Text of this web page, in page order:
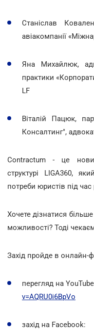
Станіслав
авіакомпанії
Яна Михайлюк,
практики
LF
Віталій Пацюк,
Консалтинг",
Contractum - це
структурі LIGA360,
потреби юристів під
Хочете дізнатися
можливості? Тоді
Захід пройде в онлайн-
перегляд на
v=AQRU0i6BpVo
захід на Facebook: